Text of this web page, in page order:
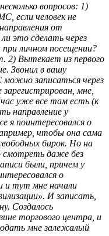
вопросов: 1)
если человек не
от
это сделать через
личном посещении?
2) Вытекает из первого
Звонил в вашу
записаться через
мне,
уже все там есть (к
направление у
я поинтересовался о
чтобы она сама
бирок. Но на
смотреть даже без
были, причем у
о
и тут мне начали
И записать,
Создалось
торгового центра, и
мне залежалый